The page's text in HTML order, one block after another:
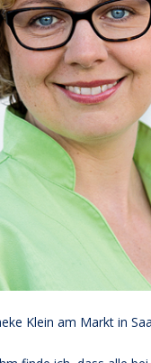
Klein am Markt in